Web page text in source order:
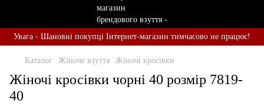
Увага - Шановні покупці Інтернет-магазин тимчасово не працює!
Каталог Жіноче взуття Жіночі кросівки
Жіночі кросівки чорні 40 розмір 7819-
40